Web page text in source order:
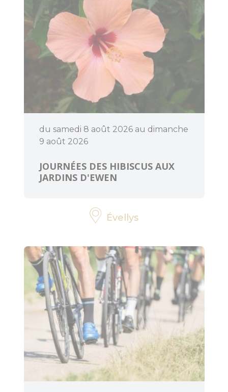
Accès et
transports
Organiser un
événement
du samedi 8 août 2026 au dimanche
9 août 2026
JOURNÉES DES HIBISCUS AUX
JARDINS D'EWEN
Évellys